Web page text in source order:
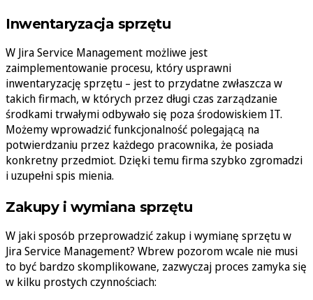
Inwentaryzacja sprzętu
W Jira Service Management możliwe jest
zaimplementowanie procesu, który usprawni
inwentaryzację sprzętu – jest to przydatne zwłaszcza w
takich firmach, w których przez długi czas zarządzanie
środkami trwałymi odbywało się poza środowiskiem IT.
Możemy wprowadzić funkcjonalność polegającą na
potwierdzaniu przez każdego pracownika, że posiada
konkretny przedmiot. Dzięki temu firma szybko zgromadzi
i uzupełni spis mienia.
Zakupy i wymiana sprzętu
W jaki sposób przeprowadzić zakup i wymianę sprzętu w
Jira Service Management? Wbrew pozorom wcale nie musi
to być bardzo skomplikowane, zazwyczaj proces zamyka się
w kilku prostych czynnościach: